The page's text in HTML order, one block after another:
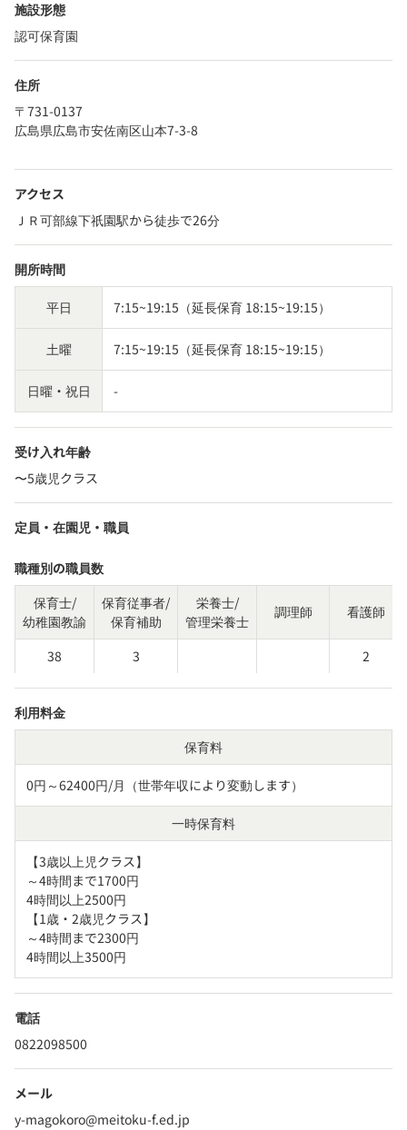
施設形態
認可保育園
住所
〒731-0137
広島県広島市安佐南区山本7-3-8
アクセス
ＪＲ可部線下祇園駅から徒歩で26分
開所時間
平日 7:15~19:15（延長保育 18:15~19:15）
土曜 7:15~19:15（延長保育 18:15~19:15）
日曜・祝日 -
受け入れ年齢
〜5歳児クラス
定員・在園児・職員
職種別の職員数
保育士/
幼稚園教諭
保育従事者/
保育補助
栄養士/
管理栄養士
調理師 看護師
38 3 2
利用料金
保育料
0円～62400円/月（世帯年収により変動します）
一時保育料
【3歳以上児クラス】
～4時間まで1700円
4時間以上2500円
【1歳・2歳児クラス】
～4時間まで2300円
4時間以上3500円
電話
0822098500
メール
y-magokoro@meitoku-f.ed.jp